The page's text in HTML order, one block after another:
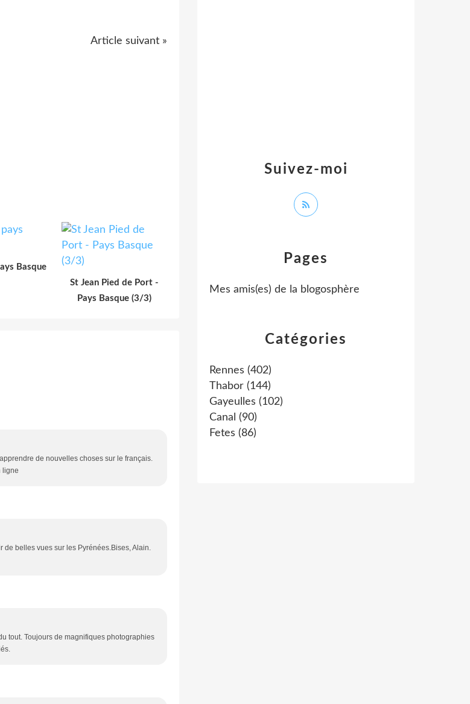
Article suivant »
Basque
St Jean Pied de Port -
Pays Basque (3/3)
de nouvelles choses sur le français.
ligne
belles vues sur les Pyrénées.Bises, Alain.
tout. Toujours de magnifiques photographies
Catégories
Rennes (402)
Thabor (144)
Gayeulles (102)
Canal (90)
Fetes (86)
Pages
Mes amis(es) de la blogosphère
Suivez-moi